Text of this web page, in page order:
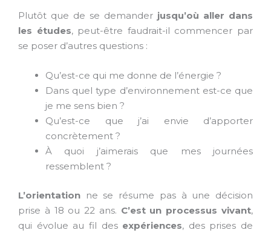
Plutôt que de se demander jusqu’où aller dans
les études, peut-être faudrait-il commencer par
se poser d’autres questions :
Qu’est-ce qui me donne de l’énergie ?
Dans quel type d’environnement est-ce que
je me sens bien ?
Qu’est-ce que j’ai envie d’apporter
concrètement ?
À quoi j’aimerais que mes journées
ressemblent ?
L’orientation ne se résume pas à une décision
prise à 18 ou 22 ans. C’est un processus vivant,
qui évolue au fil des expériences, des prises de